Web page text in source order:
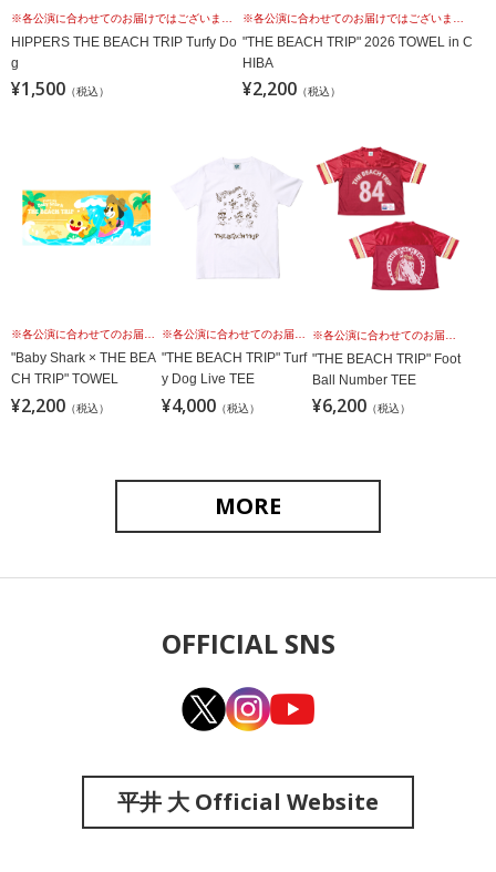
HIPPERS THE BEACH TRIP Turfy Do
g
¥1,500 （税込）
"THE BEACH TRIP" 2026 TOWEL in C
HIBA
¥2,200 （税込）
"Baby Shark × THE BEA
CH TRIP" TOWEL
¥2,200 （税込）
"THE BEACH TRIP" Turf
y Dog Live TEE
¥4,000 （税込）
"THE BEACH TRIP" Foot
Ball Number TEE
¥6,200 （税込）
MORE
OFFICIAL SNS
平井 大 Official Website